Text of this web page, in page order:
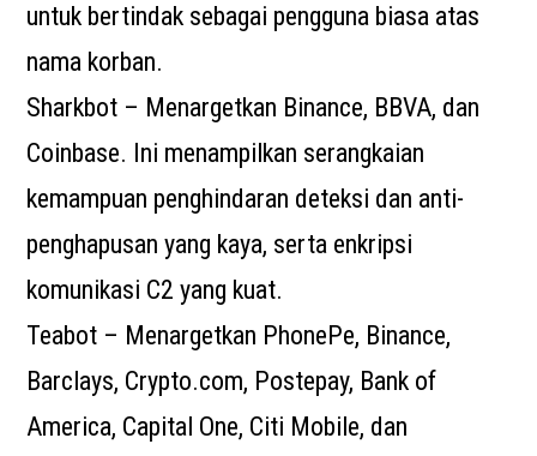
untuk bertindak sebagai pengguna biasa atas
nama korban.
Sharkbot – Menargetkan Binance, BBVA, dan
Coinbase. Ini menampilkan serangkaian
kemampuan penghindaran deteksi dan anti-
penghapusan yang kaya, serta enkripsi
komunikasi C2 yang kuat.
Teabot – Menargetkan PhonePe, Binance,
Barclays, Crypto.com, Postepay, Bank of
America, Capital One, Citi Mobile, dan